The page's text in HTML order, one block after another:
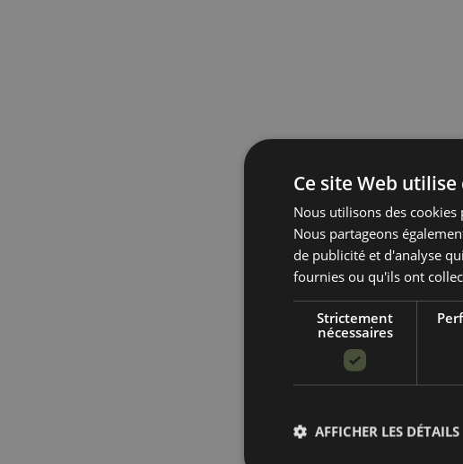
Ce site Web
Nous utilisons des
Nous partageons
de publicité et d'analyse
fournies ou qu'ils ont
Strictement
nécessaires
AFFICHER LES DÉTAILS